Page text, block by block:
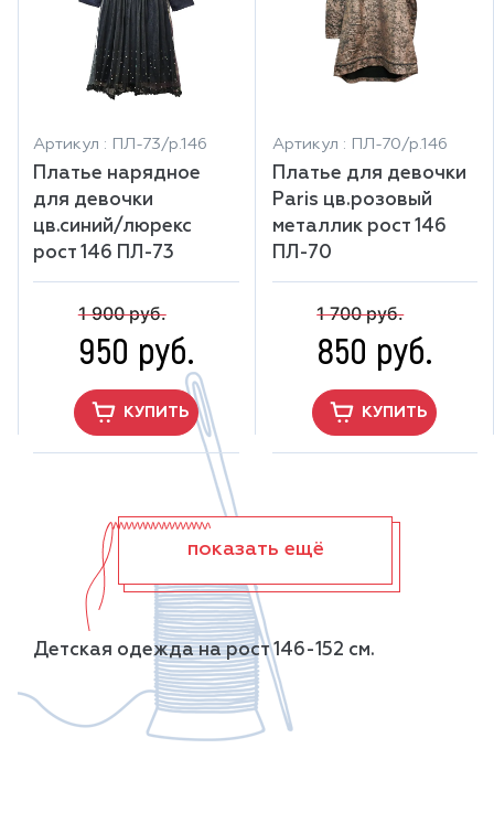
Артикул : ПЛ-73/р.146
Платье нарядное
для девочки
цв.синий/люрекс
рост 146 ПЛ-73
1 900 руб.
950 руб.
КУПИТЬ
Артикул : ПЛ-70/р.146
Платье для девочки
Рaris цв.розовый
металлик рост 146
ПЛ-70
1 700 руб.
850 руб.
КУПИТЬ
показать ещё
Детская одежда на рост 146-152 см.